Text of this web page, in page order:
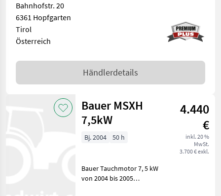
Bahnhofstr. 20
6361 Hopfgarten
Tirol
Österreich
Händlerdetails
Bauer MSXH
7,5kW
4.440
€
inkl. 20 %
MwSt.
3.700 € exkl.
Bj. 2004 50 h
Bauer Tauchmotor 7, 5 kW
von 2004 bis 2005